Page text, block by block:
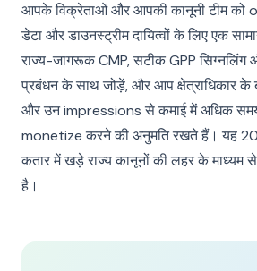
आपके विक्रेताओं और आपकी कानूनी टीम
डेटा और डाउनस्ट्रीम दायित्वों के लिए एक
राज्य-जागरूक CMP, सटीक GPP सिग्नलिंग
प्रबंधन के साथ जोड़ें, और आप क्षेत्राधिकार
और उन impressions से कमाई में अधिक समय
monetize करने की अनुमति रखते हैं। यह
कतार में खड़े राज्य कानूनों की लहर के माध्यम से
है।